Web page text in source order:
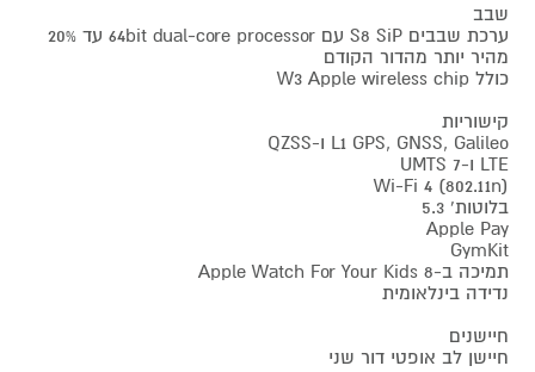
שבב
ערכת שבבים S8 SiP עם 64bit dual-core processor עד 20%
מהיר יותר מהדור הקודם
כולל W3 Apple wireless chip
קישוריות
L1 GPS, GNSS, Galileo ו-QZSS
LTE ו-UMTS 7
Wi-Fi 4 (802.11n)
בלוטות' 5.3
Apple Pay
GymKit
תמיכה ב-Apple Watch For Your Kids 8
נדידה בינלאומית
חיישנים
חיישן לב אופטי דור שני